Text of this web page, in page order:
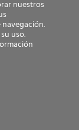
nuestros
navegación.
uso.